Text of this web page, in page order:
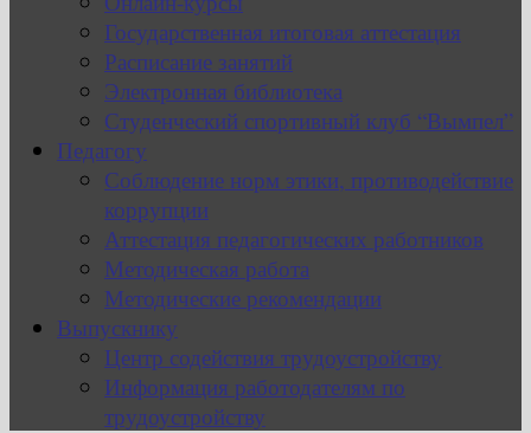
Государственная итоговая аттестация
Расписание занятий
Электронная библиотека
Студенческий спортивный клуб “Вымпел”
Педагогу
Соблюдение норм этики, противодействие
коррупции
Аттестация педагогических работников
Методическая работа
Методические рекомендации
Выпускнику
Центр содействия трудоустройству
Информация работодателям по
трудоустройству